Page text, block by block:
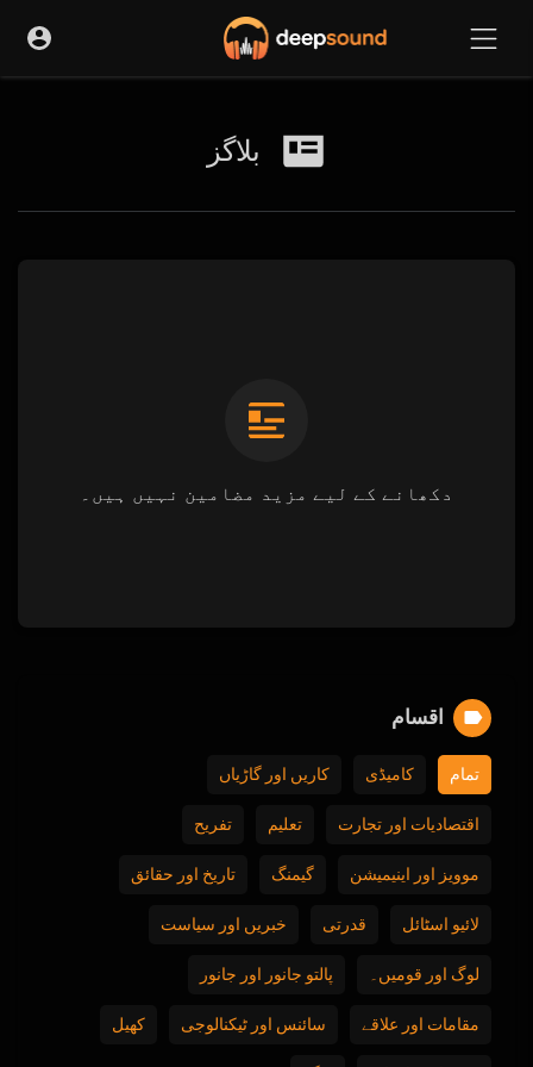
بلاگز
دکھانے کے لیے مزید مضامین نہیں ہیں۔
اقسام
تمام کامیڈی کاریں اور گاڑیاں
اقتصادیات اور تجارت تعلیم تفریح
موویز اور اینیمیشن گیمنگ تاریخ اور حقائق
لائیو اسٹائل قدرتی خبریں اور سیاست
لوگ اور قومیں۔ پالتو جانور اور جانور
مقامات اور علاقے سائنس اور ٹیکنالوجی کھیل